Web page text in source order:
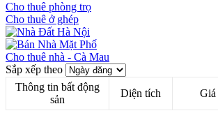
Cho thuê phòng trọ
Cho thuê ở ghép
Cho thuê nhà - Cà Mau
Sắp xếp theo
Thông tin bất động
sản
Diện tích Giá